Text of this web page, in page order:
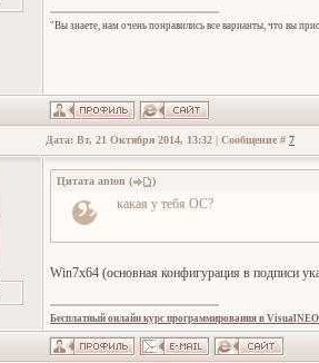
"Вы знаете, нам очень понравились все варианты, что вы
Дата: Вт, 21 Октября 2014, 13:32 | Сообщение # 7
Цитата anton ( )
какая у тебя ОС?
Win7x64 (основная конфигурация в подписи
Бесплатный онлайн курс программирования в